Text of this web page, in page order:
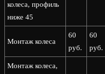
колеса, профиль
ниже 45
Монтаж колеса
60
руб.
60
руб.
Монтаж колеса,